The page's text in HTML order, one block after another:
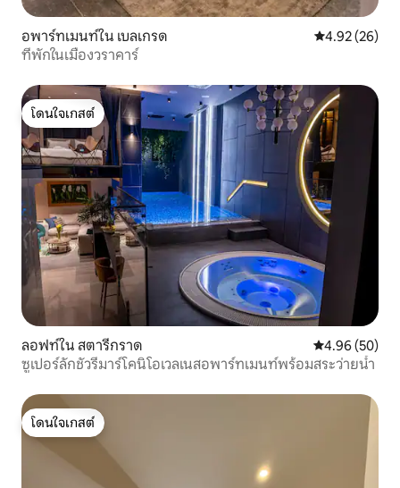
อพาร์ทเมนท์ใน เบลเกรด คะแนนเฉลี่ย
4.92 (26)
ที่พักในเมืองวราคาร์
โดนใจเกสต์
โดนใจเกสต์
ลอฟท์ใน สตารีกราด คะแนนเฉลี่ย
4.96 (50)
ซูเปอร์ลักชัวรีมาร์โคนิโอเวลเนสอพาร์ทเมนท์พร้อมสระว่ายน้ำ
โดนใจเกสต์
โดนใจเกสต์